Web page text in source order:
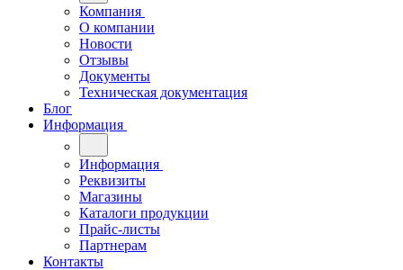
Компания
О компании
Новости
Отзывы
Документы
Техническая документация
Блог
Информация
Информация
Реквизиты
Магазины
Каталоги продукции
Прайс-листы
Партнерам
Контакты